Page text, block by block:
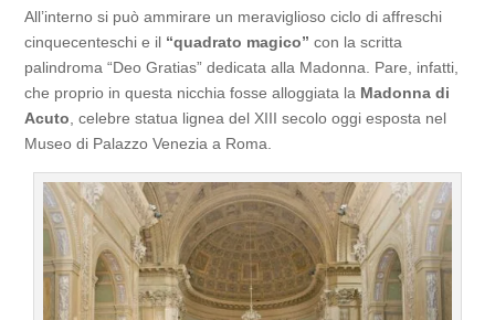
All’interno si può ammirare un meraviglioso ciclo di affreschi
cinquecenteschi e il “quadrato magico” con la scritta
palindroma “Deo Gratias” dedicata alla Madonna. Pare, infatti,
che proprio in questa nicchia fosse alloggiata la Madonna di
Acuto, celebre statua lignea del XIII secolo oggi esposta nel
Museo di Palazzo Venezia a Roma.